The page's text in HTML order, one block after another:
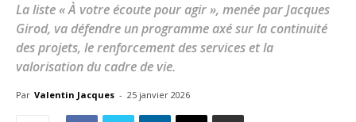
La liste « À votre écoute pour agir », menée par Jacques
Girod, va défendre un programme axé sur la continuité
des projets, le renforcement des services et la
valorisation du cadre de vie.
Par Valentin Jacques - 25 janvier 2026